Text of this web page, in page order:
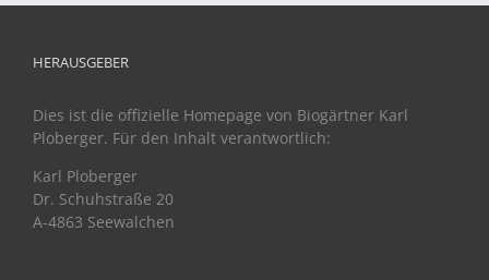
HERAUSGEBER
Dies ist die offizielle Homepage von Biogärtner Karl
Ploberger. Für den Inhalt verantwortlich:
Karl Ploberger
Dr. Schuhstraße 20
A-4863 Seewalchen